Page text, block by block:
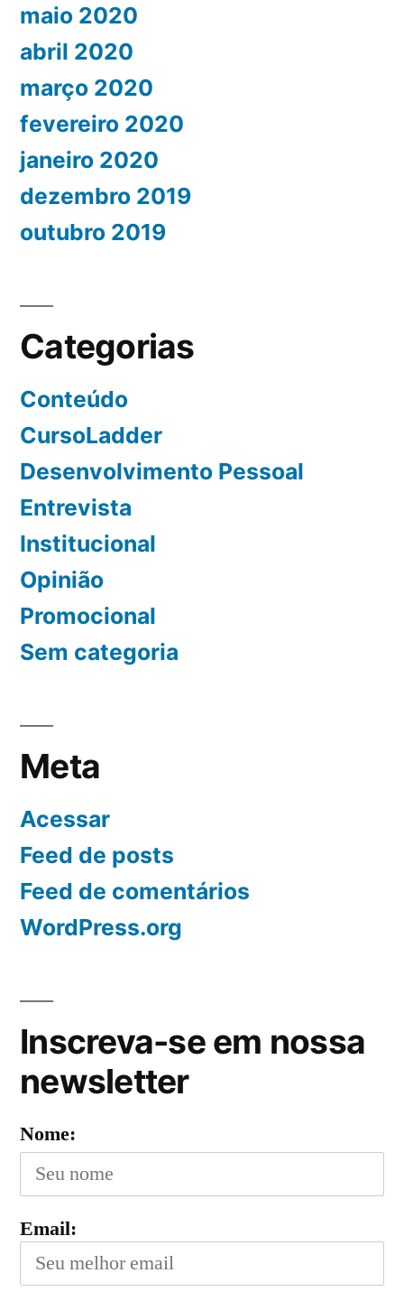
maio 2020
abril 2020
março 2020
fevereiro 2020
janeiro 2020
dezembro 2019
outubro 2019
Categorias
Conteúdo
CursoLadder
Desenvolvimento Pessoal
Entrevista
Institucional
Opinião
Promocional
Sem categoria
Meta
Acessar
Feed de posts
Feed de comentários
WordPress.org
Inscreva-se em nossa
newsletter
Nome:
Email: